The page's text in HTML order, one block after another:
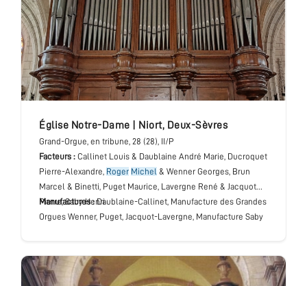
église Notre-Dame Niort, Deux-Sèvres
Grand-Orgue, en tribune, 28 (28), II/P
Facteurs : Callinet Louis & Daublaine André Marie, Ducroquet
Pierre-Alexandre, Roger Michel
& Wenner Georges, Brun
Marcel & Binetti, Puget Maurice, Lavergne René & Jacquot
Pierre, Saby Henri
Manufactures : Daublaine-Callinet, Manufacture des Grandes
Orgues Wenner, Puget, Jacquot-Lavergne, Manufacture Saby